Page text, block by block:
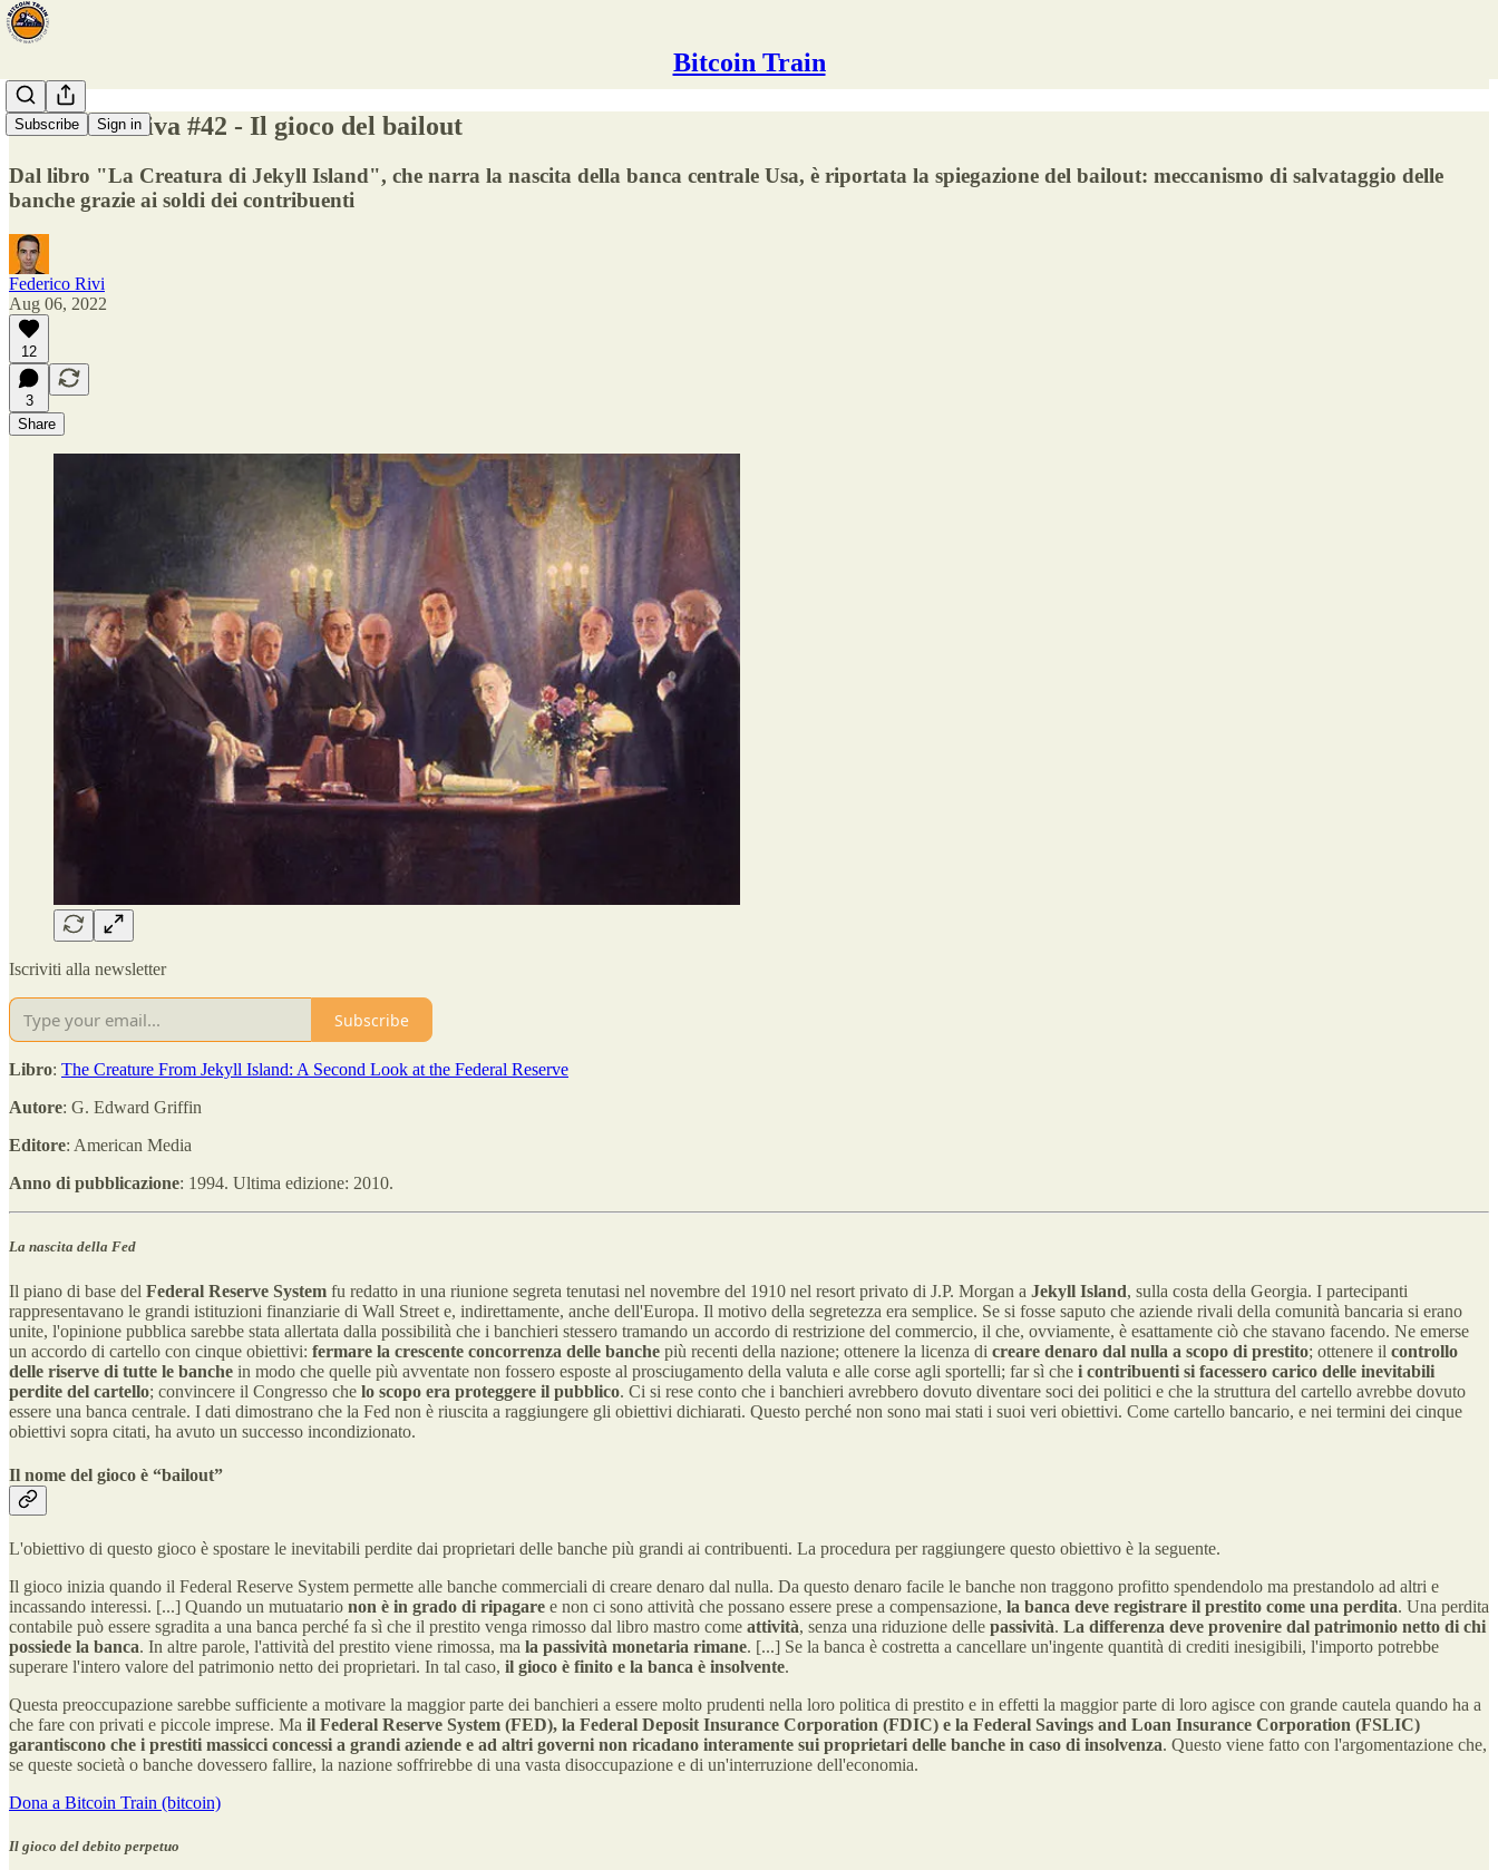
Bitcoin Train
Subscribe Sign in
Fermata estiva #42 - Il gioco del bailout
Dal libro "La Creatura di Jekyll Island", che narra la nascita della banca centrale Usa, è riportata la spiegazione del bailout: meccanismo di salvataggio delle
banche grazie ai soldi dei contribuenti
Federico Rivi
Aug 06, 2022
12
3
Share
Iscriviti alla newsletter
Subscribe
Libro: The Creature From Jekyll Island: A Second Look at the Federal Reserve
Autore: G. Edward Griffin
Editore: American Media
Anno di pubblicazione: 1994. Ultima edizione: 2010.
La nascita della Fed
Il piano di base del Federal Reserve System fu redatto in una riunione segreta tenutasi nel novembre del 1910 nel resort privato di J.P. Morgan a Jekyll Island, sulla costa della Georgia. I partecipanti
rappresentavano le grandi istituzioni finanziarie di Wall Street e, indirettamente, anche dell'Europa. Il motivo della segretezza era semplice. Se si fosse saputo che aziende rivali della comunità bancaria si erano
unite, l'opinione pubblica sarebbe stata allertata dalla possibilità che i banchieri stessero tramando un accordo di restrizione del commercio, il che, ovviamente, è esattamente ciò che stavano facendo. Ne emerse
un accordo di cartello con cinque obiettivi: fermare la crescente concorrenza delle banche più recenti della nazione; ottenere la licenza di creare denaro dal nulla a scopo di prestito; ottenere il controllo
delle riserve di tutte le banche in modo che quelle più avventate non fossero esposte al prosciugamento della valuta e alle corse agli sportelli; far sì che i contribuenti si facessero carico delle inevitabili
perdite del cartello; convincere il Congresso che lo scopo era proteggere il pubblico. Ci si rese conto che i banchieri avrebbero dovuto diventare soci dei politici e che la struttura del cartello avrebbe dovuto
essere una banca centrale. I dati dimostrano che la Fed non è riuscita a raggiungere gli obiettivi dichiarati. Questo perché non sono mai stati i suoi veri obiettivi. Come cartello bancario, e nei termini dei cinque
obiettivi sopra citati, ha avuto un successo incondizionato.
Il nome del gioco è “bailout”
L'obiettivo di questo gioco è spostare le inevitabili perdite dai proprietari delle banche più grandi ai contribuenti. La procedura per raggiungere questo obiettivo è la seguente.
Il gioco inizia quando il Federal Reserve System permette alle banche commerciali di creare denaro dal nulla. Da questo denaro facile le banche non traggono profitto spendendolo ma prestandolo ad altri e
incassando interessi. [...] Quando un mutuatario non è in grado di ripagare e non ci sono attività che possano essere prese a compensazione, la banca deve registrare il prestito come una perdita. Una perdita
contabile può essere sgradita a una banca perché fa sì che il prestito venga rimosso dal libro mastro come attività, senza una riduzione delle passività. La differenza deve provenire dal patrimonio netto di chi
possiede la banca. In altre parole, l'attività del prestito viene rimossa, ma la passività monetaria rimane. [...] Se la banca è costretta a cancellare un'ingente quantità di crediti inesigibili, l'importo potrebbe
superare l'intero valore del patrimonio netto dei proprietari. In tal caso, il gioco è finito e la banca è insolvente.
Questa preoccupazione sarebbe sufficiente a motivare la maggior parte dei banchieri a essere molto prudenti nella loro politica di prestito e in effetti la maggior parte di loro agisce con grande cautela quando ha a
che fare con privati e piccole imprese. Ma il Federal Reserve System (FED), la Federal Deposit Insurance Corporation (FDIC) e la Federal Savings and Loan Insurance Corporation (FSLIC)
garantiscono che i prestiti massicci concessi a grandi aziende e ad altri governi non ricadano interamente sui proprietari delle banche in caso di insolvenza. Questo viene fatto con l'argomentazione che,
se queste società o banche dovessero fallire, la nazione soffrirebbe di una vasta disoccupazione e di un'interruzione dell'economia.
Dona a Bitcoin Train (bitcoin)
Il gioco del debito perpetuo